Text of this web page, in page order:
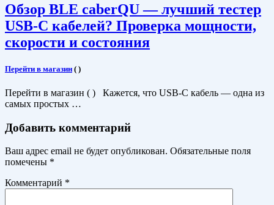
Обзор BLE caberQU — лучший тестер
USB-C кабелей? Проверка мощности,
скорости и состояния
Перейти в магазин ( )
Перейти в магазин ( ) Кажется, что USB-C кабель — одна из
самых простых …
Добавить комментарий
Ваш адрес email не будет опубликован. Обязательные поля
помечены *
Комментарий *